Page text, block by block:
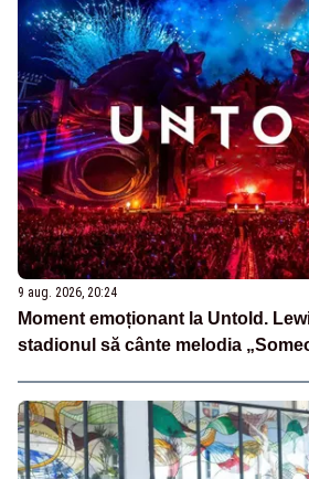
9 aug. 2026, 20:24
Moment emoționant la Untold.
stadionul să cânte melodia